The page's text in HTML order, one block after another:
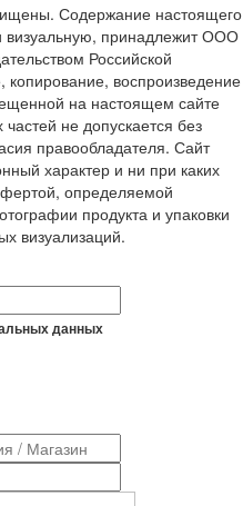
Содержание настоящего
визуальную, принадлежит ООО
Российской
воспроизведение
на настоящем сайте
не допускается без
правообладателя. Сайт
характер и ни при каких
определяемой
продукта и упаковки
визуализаций.
данных